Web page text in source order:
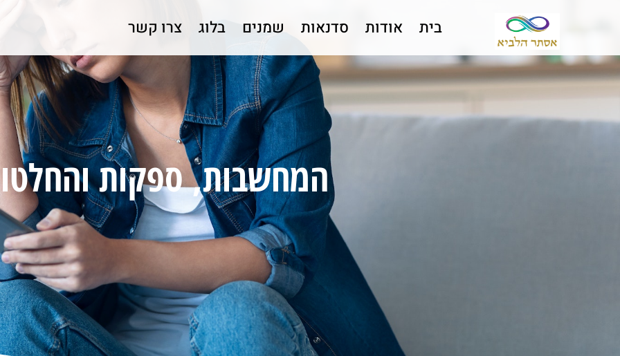
בית אודות סדנאות שמנים בלוג צרו קשר
למידע ורישום של הרצאות החודש
המחשבות, ספקות